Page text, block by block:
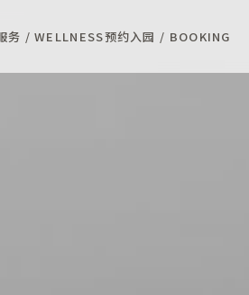
务 / WELLNESS预约入园 / BOOKING